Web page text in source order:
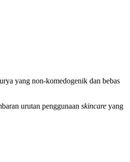
yang non-komedogenik dan bebas
urutan penggunaan skincare yang